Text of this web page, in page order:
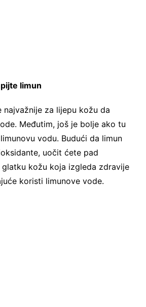
limun
najvažnije za lijepu kožu da
Međutim, još je bolje ako tu
vodu. Budući da limun
uočit ćete pad
kožu koja izgleda zdravije
koristi limunove vode.